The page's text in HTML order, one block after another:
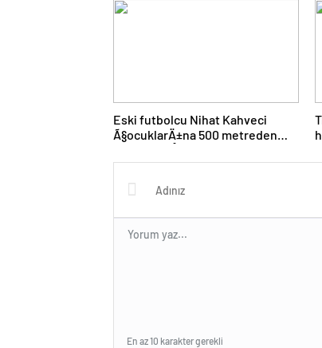
Eski futbolcu Nihat Kahveci
Ã§ocuklarÄ±na 500 metreden
En az 10 karakter gerekli